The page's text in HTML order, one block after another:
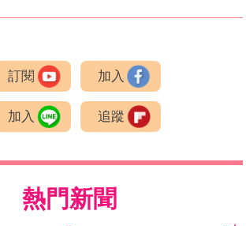
訂閱 加入
加入 追蹤
熱門新聞